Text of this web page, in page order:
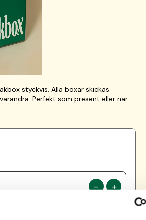
styckvis. Alla boxar skickas
Perfekt som present eller när
- +